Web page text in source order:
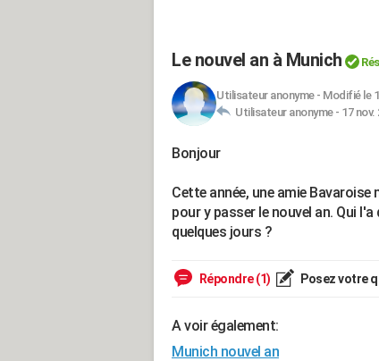
Le nouvel an à Munich
Utilisateur anonyme- Modifié le
Utilisateur anonyme - 17 nov.
Bonjour
Cette année, une amie
pour y passer le nouvel an. Qui
quelques jours ?
Répondre (1) Posez votre
A voir également:
Munich nouvel an